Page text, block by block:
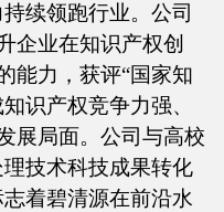
续领跑行业。公司
企业在知识产权创
能力，获评“国家知
识产权竞争力强、
展局面。公司与高校
技术科技成果转化
着碧清源在前沿水